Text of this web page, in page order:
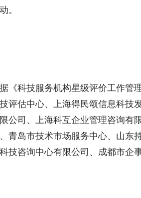
。
《科技服务机构星级评价工作管
评估中心、上海得民颂信息科技
公司、上海科互企业管理咨询有
青岛市技术市场服务中心、山东
技咨询中心有限公司、成都市企